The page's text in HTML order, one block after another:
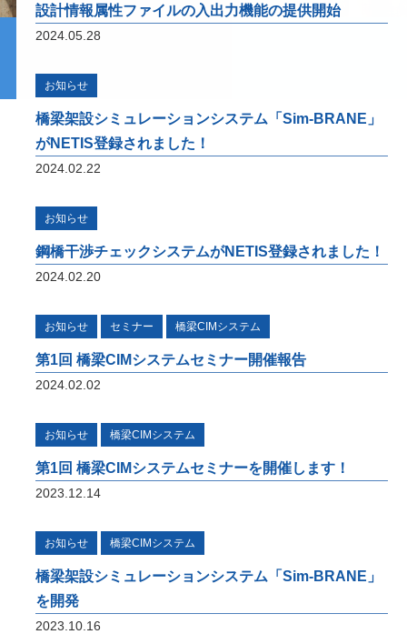
作成、曲面展開図作成
取り組んでいます。共同開発やオープンイノ
ベーション、また投稿論文や講演実績を紹介
いたします。
橋梁の建設現場におけるオープンイノベーシ
向上するための革新的技術の導入・活用に関
橋梁は構造形式の違いで「桁橋」「アーチ
橋」「トラス橋」「斜張橋」「吊橋」に大別
できます。 全国各地で地域のランドマーク
となっている橋梁をご紹介しています。
設計情報属性ファイルの入出力機能の提供開始
2024.05.28
お知らせ
橋梁架設シミュレーションシステム「Sim-BRANE」
がNETIS登録されました！
2024.02.22
お知らせ
鋼橋干渉チェックシステムがNETIS登録されました！
2024.02.20
お知らせ セミナー 橋梁CIMシステム
第1回 橋梁CIMシステムセミナー開催報告
2024.02.02
お知らせ 橋梁CIMシステム
第1回 橋梁CIMシステムセミナーを開催します！
2023.12.14
お知らせ 橋梁CIMシステム
橋梁架設シミュレーションシステム「Sim-BRANE」
を開発
2023.10.16